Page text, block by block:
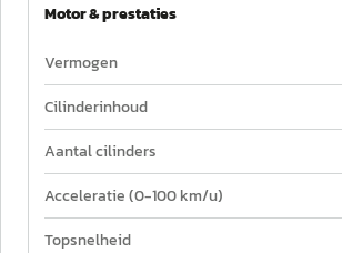
Motor & prestaties
Vermogen
Cilinderinhoud
Aantal cilinders
Acceleratie (0-100 km/u)
Topsnelheid